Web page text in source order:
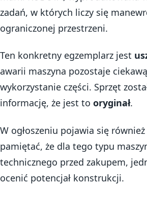
zadań, w których liczy się
ograniczonej przestrzeni.
Ten konkretny egzemplarz jest
awarii maszyna pozostaje
wykorzystanie części. Sprzęt
informację, że jest to oryginał.
W ogłoszeniu pojawia się
pamiętać, że dla tego typu
technicznego przed zakupem,
ocenić potencjał konstrukcji.